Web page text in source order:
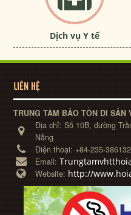
Dịch vụ Y tế
LIÊN HỆ
TRUNG TÂM BẢO TỒN DI SẢN
Địa chỉ:Số 10B, đường
Nẵng
Điện thoại: +84-235-
Email:
Website: http://